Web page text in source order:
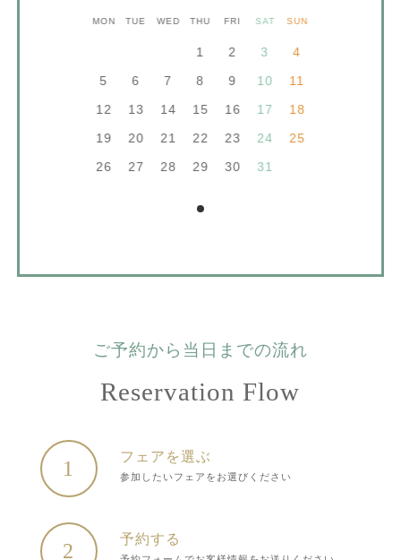
MON TUE WED THU FRI SAT SUN
1 2 3
4
5
6 7 8 9 10
11
12
13 14 15 16 17
18
19
20 21 22 23 24
25
26
27 28 29 30 31
ご予約から当日までの流れ
Reservation Flow
1
フェアを選ぶ
参加したいフェアをお選びください
2
予約する